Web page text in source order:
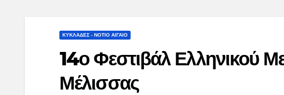
ΚΥΚΛΑΔΕΣ - ΝΟΤΙΟ ΑΙΓΑΙΟ
14ο Φεστιβάλ Ελληνικού
Μέλισσας